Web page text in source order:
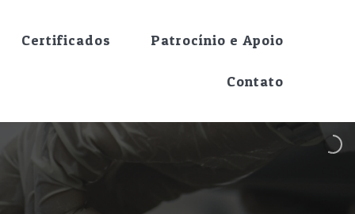
Certificados Patrocínio e Apoio
Contato